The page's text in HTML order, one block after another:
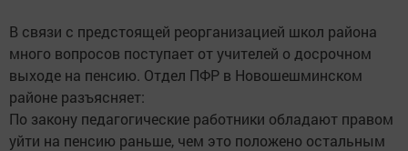
В связи с предстоящей реорганизацией школ района
много вопросов поступает от учителей о досрочном
выходе на пенсию. Отдел ПФР в Новошешминском
районе разъясняет:
По закону педагогические работники обладают правом
уйти на пенсию раньше, чем это положено остальным